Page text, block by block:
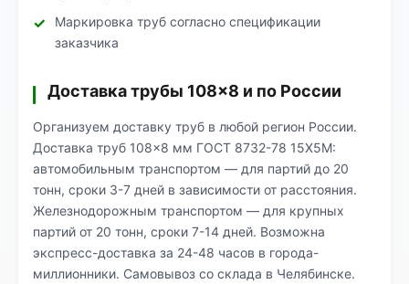
Маркировка труб согласно спецификации
заказчика
Доставка трубы 108×8 и по России
Организуем доставку труб в любой регион России.
Доставка труб 108×8 мм ГОСТ 8732-78 15Х5М:
автомобильным транспортом — для партий до 20
тонн, сроки 3-7 дней в зависимости от расстояния.
Железнодорожным транспортом — для крупных
партий от 20 тонн, сроки 7-14 дней. Возможна
экспресс-доставка за 24-48 часов в города-
миллионники. Самовывоз со склада в Челябинске.